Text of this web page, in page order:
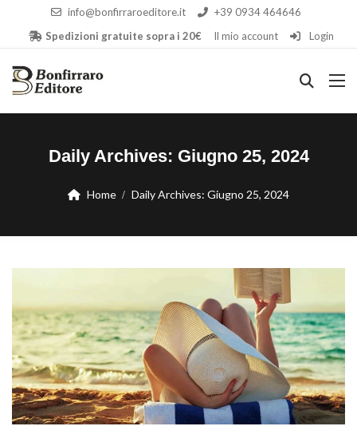
info@bonfirraroeditore.it
+39 0934 464646
Spedizioni gratuite sopra i 20€
Il mio account Login
Daily Archives: Giugno 25, 2024
Home Daily Archives: Giugno 25, 2024